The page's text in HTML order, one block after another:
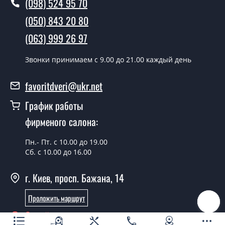
Да производим. Монтаж дверных полотен
производится согласно очереди, во все дни кроме
Сколько стоит установка дверей
белый - от 1800 грн.
Можно на сегодня вызвать
замерщика?
У вас есть в наличии готовые
дверные полотна?
Да, мы имеем большой ассортимент готовых дверных
полотен.
(098) 524 95 70
(050) 843 20 80
(063) 999 26 97
Звонки принимаем c 9.00 до 21.00 каждый день
favoritdveri@ukr.net
График работы
фирменого салона:
Пн.- Пт. с 10.00 до 19.00
Сб. с 10.00 до 16.00
г. Киев, просп. Бажана, 14
Проложить маршрут
Онлайн консультант